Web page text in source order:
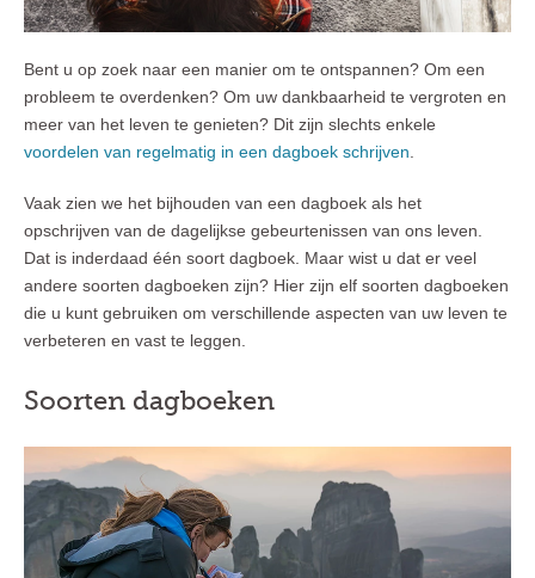
Bent u op zoek naar een manier om te ontspannen? Om een
probleem te overdenken? Om uw dankbaarheid te vergroten en
meer van het leven te genieten? Dit zijn slechts enkele
voordelen van regelmatig in een dagboek schrijven
Vaak zien we het bijhouden van een dagboek als het
opschrijven van de dagelijkse gebeurtenissen van ons leven.
Dat is inderdaad één soort dagboek. Maar wist u dat er veel
andere soorten dagboeken zijn? Hier zijn elf soorten dagboeken
die u kunt gebruiken om verschillende aspecten van uw leven te
verbeteren en vast te leggen.
Soorten dagboeken